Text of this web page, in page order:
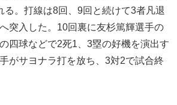
る。打線は8回、9回と続けて3者凡退
突入した。10回裏に友杉篤輝選手の
四球などで2死1、3塁の好機を演出す
がサヨナラ打を放ち、3対2で試合終